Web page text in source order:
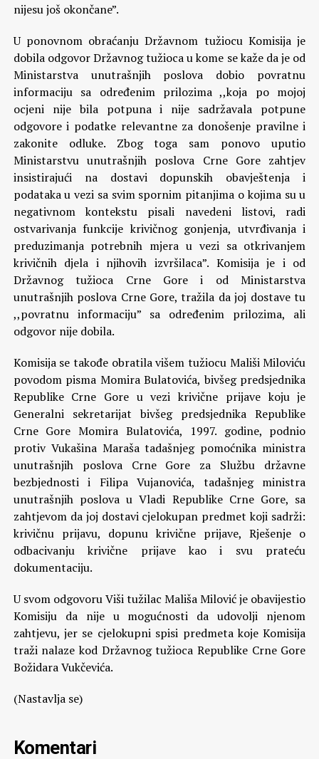
nijesu još okončane”.
U ponovnom obraćanju Državnom tužiocu Komisija je
dobila odgovor Državnog tužioca u kome se kaže da je od
Ministarstva unutrašnjih poslova dobio povratnu
informaciju sa određenim prilozima ,,koja po mojoj
ocjeni nije bila potpuna i nije sadržavala potpune
odgovore i podatke relevantne za donošenje pravilne i
zakonite odluke. Zbog toga sam ponovo uputio
Ministarstvu unutrašnjih poslova Crne Gore zahtjev
insistirajući na dostavi dopunskih obavještenja i
podataka u vezi sa svim spornim pitanjima o kojima su u
negativnom kontekstu pisali navedeni listovi, radi
ostvarivanja funkcije krivičnog gonjenja, utvrđivanja i
preduzimanja potrebnih mjera u vezi sa otkrivanjem
krivičnih djela i njihovih izvršilaca”. Komisija je i od
Državnog tužioca Crne Gore i od Ministarstva
unutrašnjih poslova Crne Gore, tražila da joj dostave tu
,,povratnu informaciju” sa određenim prilozima, ali
odgovor nije dobila.
Komisija se takođe obratila višem tužiocu Mališi Miloviću
povodom pisma Momira Bulatovića, bivšeg predsjednika
Republike Crne Gore u vezi krivične prijave koju je
Generalni sekretarijat bivšeg predsjednika Republike
Crne Gore Momira Bulatovića, 1997. godine, podnio
protiv Vukašina Maraša tadašnjeg pomoćnika ministra
unutrašnjih poslova Crne Gore za Službu državne
bezbjednosti i Filipa Vujanovića, tadašnjeg ministra
unutrašnjih poslova u Vladi Republike Crne Gore, sa
zahtjevom da joj dostavi cjelokupan predmet koji sadrži:
krivičnu prijavu, dopunu krivične prijave, Rješenje o
odbacivanju krivične prijave kao i svu prateću
dokumentaciju.
U svom odgovoru Viši tužilac Mališa Milović je obavijestio
Komisiju da nije u mogućnosti da udovolji njenom
zahtjevu, jer se cjelokupni spisi predmeta koje Komisija
traži nalaze kod Državnog tužioca Republike Crne Gore
Božidara Vukčevića.
(Nastavlja se)
Komentari